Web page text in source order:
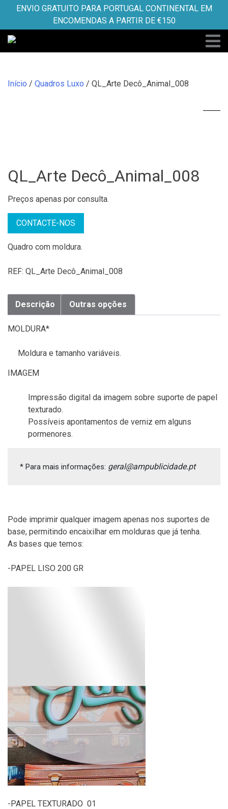
content
ENVIO GRATUITO PARA PORTUGAL CONTINENTAL EM
ENCOMENDAS A PARTIR DE €150
Início / Quadros Luxo / QL_Arte Decô_Animal_008
QL_Arte Decô_Animal_008
Preços apenas por consulta.
CONTACTE-NOS
Quadro com moldura.
REF: QL_Arte Decô_Animal_008
Descrição Outras opções
MOLDURA*
Moldura e tamanho variáveis.
IMAGEM
Impressão digital da imagem sobre suporte de papel
texturado.
Possíveis apontamentos de verniz em alguns
pormenores.
* Para mais informações: geral@ampublicidade.pt
Pode imprimir qualquer imagem apenas nos suportes de
base, permitindo encaixilhar em molduras que já tenha.
As bases que temos:
-PAPEL LISO 200 GR
-PAPEL TEXTURADO 01